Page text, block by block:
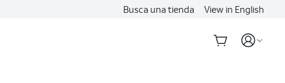
Busca una tienda View in English